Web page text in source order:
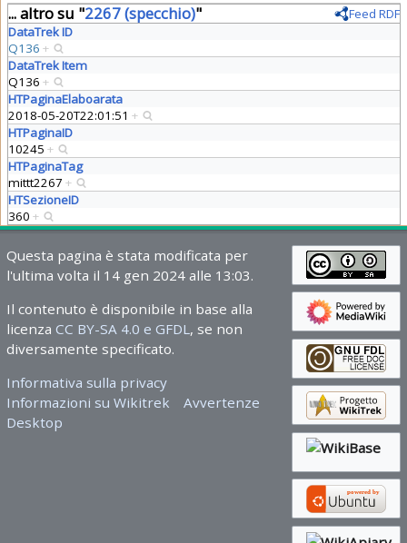
... altro su "2267 (specchio)"
Feed RDF
DataTrek ID
Q136 +
DataTrek Item
Q136 +
HTPaginaElaboarata
2018-05-20T22:01:51 +
HTPaginaID
10245 +
HTPaginaTag
mittt2267 +
HTSezioneID
360 +
Questa pagina è stata modificata per
l'ultima volta il 14 gen 2024 alle 13:03.
Il contenuto è disponibile in base alla
licenza CC BY-SA 4.0 e GFDL , se non
diversamente specificato.
Informativa sulla privacy
Informazioni su Wikitrek
Avvertenze
Desktop